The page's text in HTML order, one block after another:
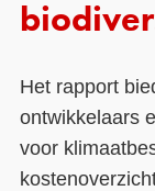
Het rapport
ontwikkelaars
voor